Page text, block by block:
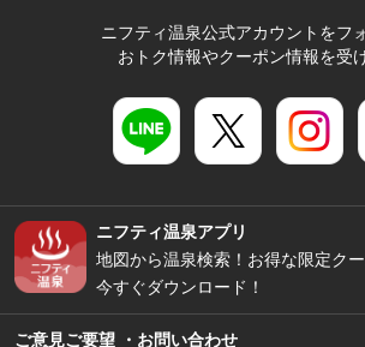
ニフティ温泉公式アカウントをフ
おトク情報やクーポン情報を受
ニフティ温泉アプリ
地図から温泉検索！お得な限定クー
今すぐダウンロード！
ご意見ご要望 ・お問い合わせ